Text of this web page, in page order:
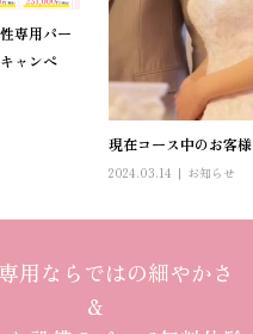
専用パー
ャンペ
現在コース中のお客様
2024.03.14 お知らせ
用ならではの細やかさ
＆